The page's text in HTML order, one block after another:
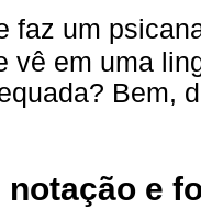
faz um
vê em uma
Bem,
e